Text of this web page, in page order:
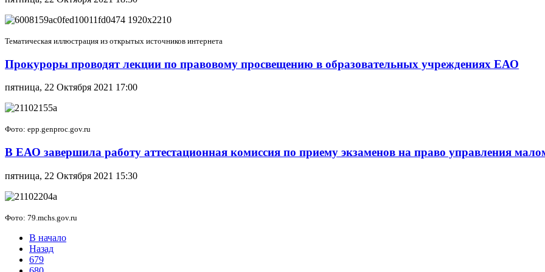
Тематическая иллюстрация из открытых источников интернета
Прокуроры проводят лекции по правовому просвещению в образовательных учреждениях ЕАО
пятница, 22 Октября 2021 17:00
Фото: epp.genproc.gov.ru
В ЕАО завершила работу аттестационная комиссия по приему экзаменов на право управления
пятница, 22 Октября 2021 15:30
Фото: 79.mchs.gov.ru
В начало
Назад
679